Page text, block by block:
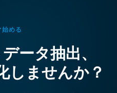
める
ータ抽出、
しませんか？